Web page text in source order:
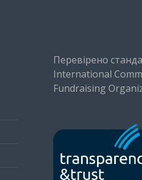
Перевірено
International
Fundraising